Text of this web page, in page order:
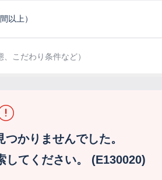
以上）
こだわり条件など）
かりませんでした。
してください。 (E130020)